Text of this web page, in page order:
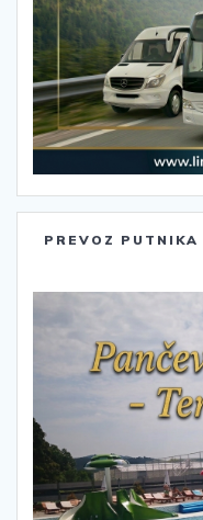
PREVOZ PUTNIKA